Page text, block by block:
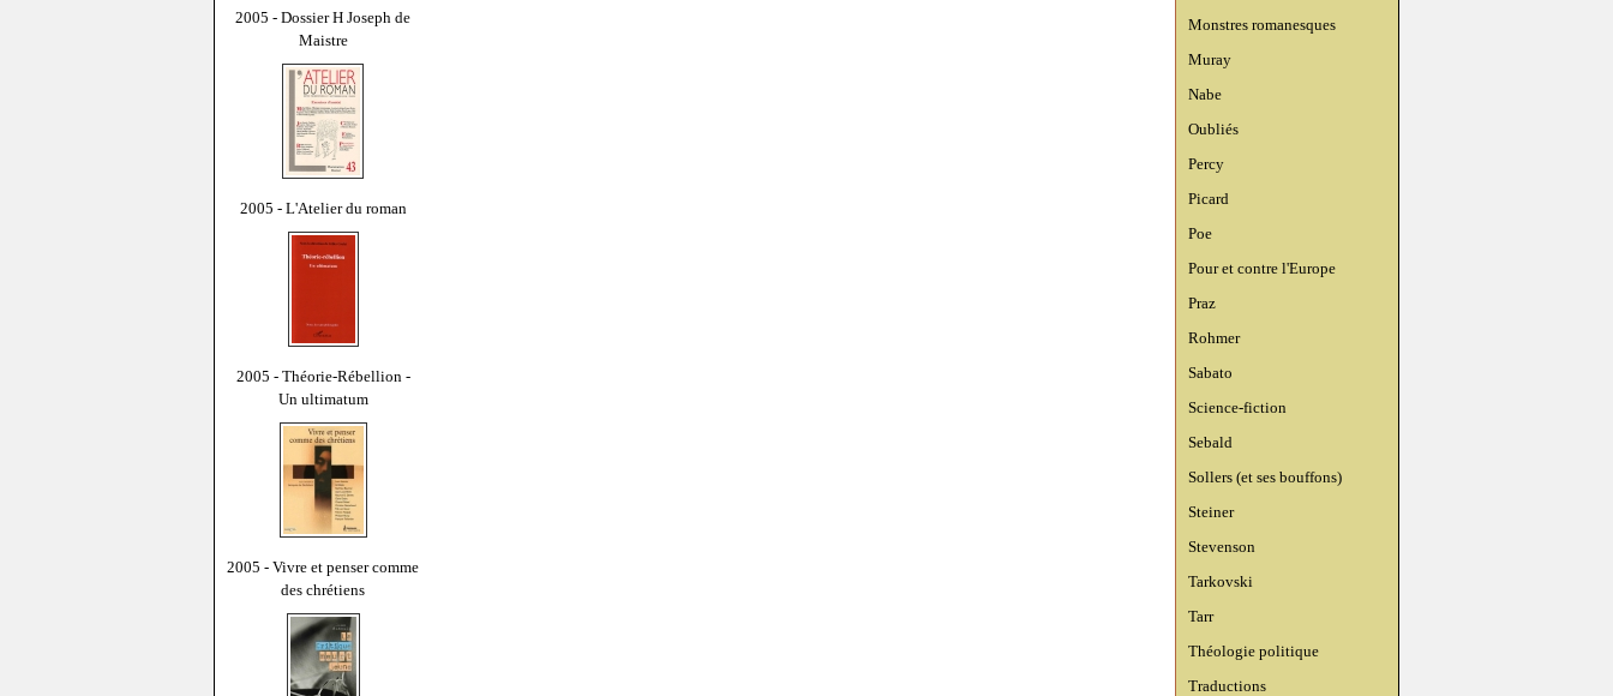
2005 - Dossier H Joseph de
Maistre
2005 - L'Atelier du roman
2005 - Théorie-Rébellion -
Un ultimatum
2005 - Vivre et penser comme
des chrétiens
Monstres romanesques
Muray
Nabe
Oubliés
Percy
Picard
Poe
Pour et contre l'Europe
Praz
Rohmer
Sabato
Science-fiction
Sebald
Sollers (et ses bouffons)
Steiner
Stevenson
Tarkovski
Tarr
Théologie politique
Traductions